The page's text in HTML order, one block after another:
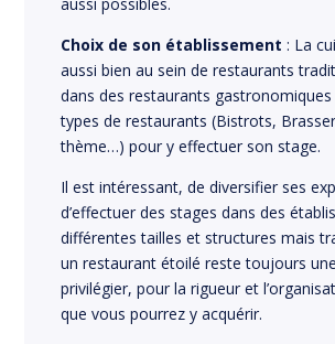
Choix de son établissement : La
aussi bien au sein de restaurants
dans des restaurants
types de restaurants (Bistrots,
thème…) pour y effectuer son stage.
Il est intéressant, de diversifier ses
d’effectuer des stages dans des
différentes tailles et structures mais
un restaurant étoilé reste toujours
privilégier, pour la rigueur et
que vous pourrez y acquérir.